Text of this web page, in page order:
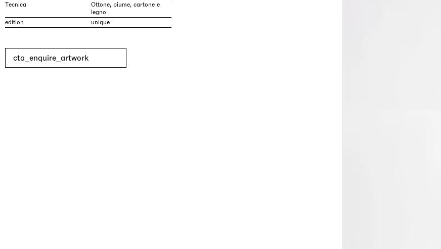
Tecnica
Ottone, piume, cartone e
legno
edition
unique
cta_enquire_artwork